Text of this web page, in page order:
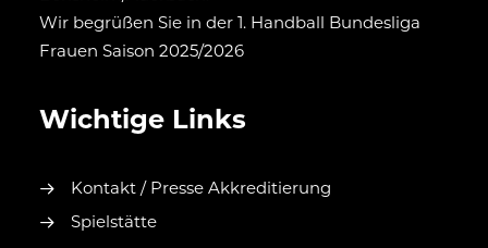
Wir begrüßen Sie in der 1. Handball Bundesliga
Frauen Saison 2025/2026
Wichtige Links
Kontakt / Presse Akkreditierung
Spielstätte